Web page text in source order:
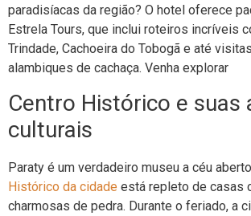
paradisíacas da região? O hotel oferece
Estrela Tours, que inclui roteiros incríveis
Trindade, Cachoeira do Tobogã e até
alambiques de cachaça. Venha explorar
Centro Histórico e suas
culturais
Paraty é um verdadeiro museu a céu
Histórico da cidade está repleto de casas
charmosas de pedra. Durante o feriado, a